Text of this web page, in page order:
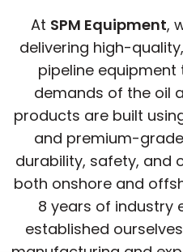
At SPM Equipment,
delivering high-
pipeline
demands of the oil
products are built
and premium-
durability, safety, and
both onshore and
8 years of industry
established